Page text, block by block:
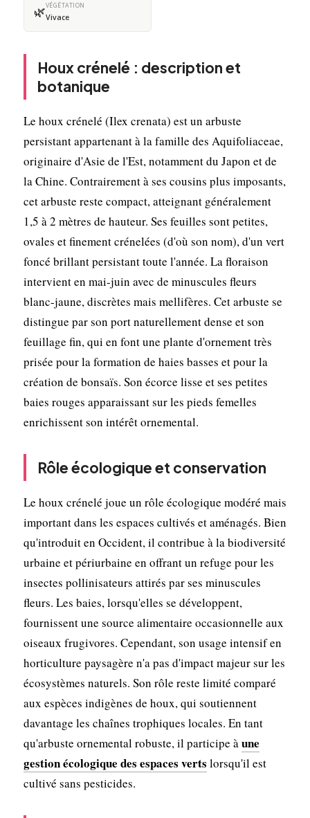
🌿VÉGÉTATION
Vivace
Houx crénelé : description et
botanique
Le houx crénelé (Ilex crenata) est un arbuste
persistant appartenant à la famille des Aquifoliaceae,
originaire d'Asie de l'Est, notamment du Japon et de
la Chine. Contrairement à ses cousins plus imposants,
cet arbuste reste compact, atteignant généralement
1,5 à 2 mètres de hauteur. Ses feuilles sont petites,
ovales et finement crénelées (d'où son nom), d'un vert
foncé brillant persistant toute l'année. La floraison
intervient en mai-juin avec de minuscules fleurs
blanc-jaune, discrètes mais mellifères. Cet arbuste se
distingue par son port naturellement dense et son
feuillage fin, qui en font une plante d'ornement très
prisée pour la formation de haies basses et pour la
création de bonsaïs. Son écorce lisse et ses petites
baies rouges apparaissant sur les pieds femelles
enrichissent son intérêt ornemental.
Rôle écologique et conservation
Le houx crénelé joue un rôle écologique modéré mais
important dans les espaces cultivés et aménagés. Bien
qu'introduit en Occident, il contribue à la biodiversité
urbaine et périurbaine en offrant un refuge pour les
insectes pollinisateurs attirés par ses minuscules
fleurs. Les baies, lorsqu'elles se développent,
fournissent une source alimentaire occasionnelle aux
oiseaux frugivores. Cependant, son usage intensif en
horticulture paysagère n'a pas d'impact majeur sur les
écosystèmes naturels. Son rôle reste limité comparé
aux espèces indigènes de houx, qui soutiennent
davantage les chaînes trophiques locales. En tant
qu'arbuste ornemental robuste, il participe àune
gestion écologique des espaces verts lorsqu'il est
cultivé sans pesticides.